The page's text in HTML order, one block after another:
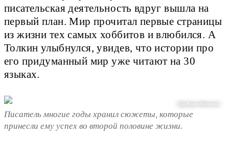
писательская деятельность вдруг вышла на
первый план. Мир прочитал первые страницы
из жизни тех самых хоббитов и влюбился. А
Толкин улыбнулся, увидев, что истории про
его придуманный мир уже читают на 30
языках.
Olga Popova/Shutterstock
Писатель многие годы хранил сюжеты, которые
принесли ему успех во второй половине жизни.